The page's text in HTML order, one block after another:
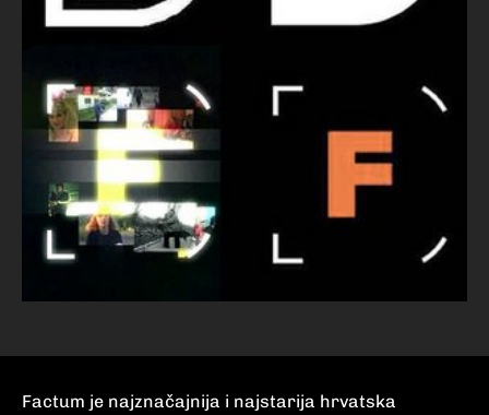
Factum je najznačajnija i najstarija hrvatska